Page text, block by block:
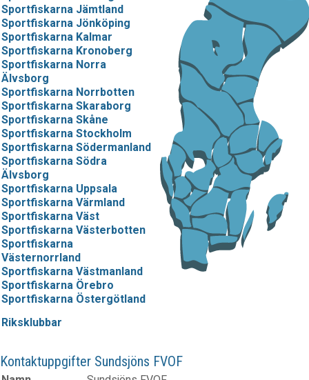
Sportfiskarna Jämtland
Sportfiskarna Jönköping
Sportfiskarna Kalmar
Sportfiskarna Kronoberg
Sportfiskarna Norra
Älvsborg
Sportfiskarna Norrbotten
Sportfiskarna Skaraborg
Sportfiskarna Skåne
Sportfiskarna Stockholm
Sportfiskarna Södermanland
Sportfiskarna Södra
Älvsborg
Sportfiskarna Uppsala
Sportfiskarna Värmland
Sportfiskarna Väst
Sportfiskarna Västerbotten
Sportfiskarna
Västernorrland
Sportfiskarna Västmanland
Sportfiskarna Örebro
Sportfiskarna Östergötland
Riksklubbar
Kontaktuppgifter Sundsjöns FVOF